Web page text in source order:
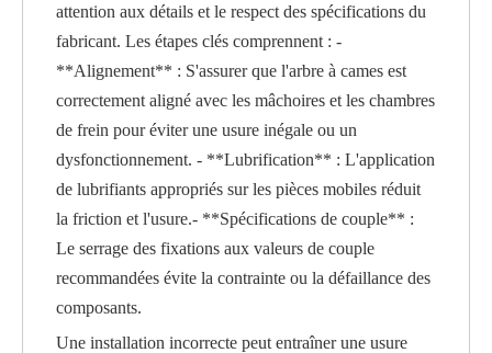
attention aux détails et le respect des spécifications du
fabricant. Les étapes clés comprennent : -
**Alignement** : S'assurer que l'arbre à cames est
correctement aligné avec les mâchoires et les chambres
de frein pour éviter une usure inégale ou un
dysfonctionnement. - **Lubrification** : L'application
de lubrifiants appropriés sur les pièces mobiles réduit
la friction et l'usure.- **Spécifications de couple** :
Le serrage des fixations aux valeurs de couple
recommandées évite la contrainte ou la défaillance des
composants.
Une installation incorrecte peut entraîner une usure